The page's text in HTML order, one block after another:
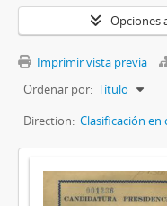
Opciones
Imprimir vista previa
Ordenar por: Título
Direction: Clasificación